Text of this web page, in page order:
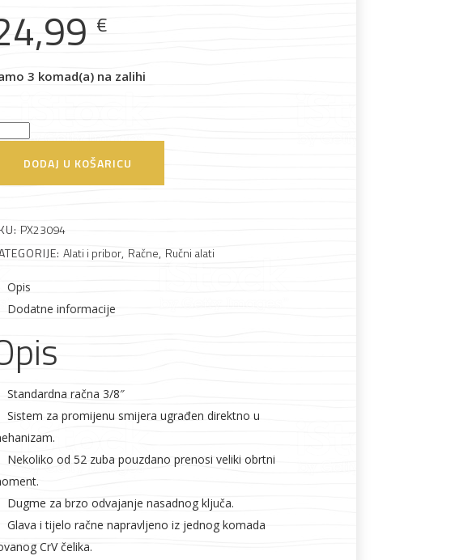
Rasvjeta Boje i lakovi
Elektromaterijal
€
3 komad(a) na zalihi
DODAJ U KOŠARICU
PX23094
Alati i pribor, Račne, Ručni alati
Opis
Dodatne informacije
Standardna račna 3/8″
Sistem za promijenu smijera ugrađen direktno u
Nekoliko od 52 zuba pouzdano prenosi veliki obrtni
Dugme za brzo odvajanje nasadnog ključa.
Glava i tijelo račne napravljeno iz jednog komada
CrV čelika.